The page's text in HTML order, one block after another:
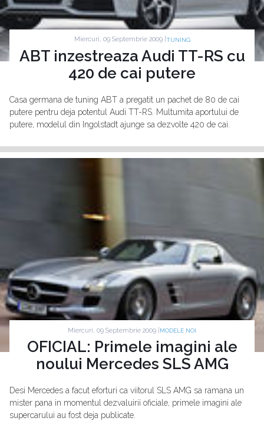
Miercuri, 09 Septembrie 2009 | TUNING
ABT inzestreaza Audi TT-RS cu
420 de cai putere
Casa germana de tuning ABT a pregatit un pachet de 80 de cai
putere pentru deja potentul Audi TT-RS. Multumita aportului de
putere, modelul din Ingolstadt ajunge sa dezvolte 420 de cai.
Miercuri, 09 Septembrie 2009 | MODELE NOI
OFICIAL: Primele imagini ale
noului Mercedes SLS AMG
Desi Mercedes a facut eforturi ca viitorul SLS AMG sa ramana un
mister pana in momentul dezvaluirii oficiale, primele imagini ale
supercarului au fost deja publicate.